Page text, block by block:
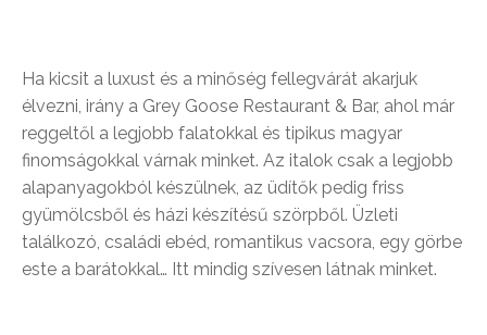
Ha kicsit a luxust és a minőség fellegvárát akarjuk
élvezni, irány a Grey Goose Restaurant & Bar, ahol már
reggeltől a legjobb falatokkal és tipikus magyar
finomságokkal várnak minket. Az italok csak a legjobb
alapanyagokból készülnek, az üdítők pedig friss
gyümölcsből és házi készítésű szörpből. Üzleti
találkozó, családi ebéd, romantikus vacsora, egy görbe
este a barátokkal… Itt mindig szívesen látnak minket.